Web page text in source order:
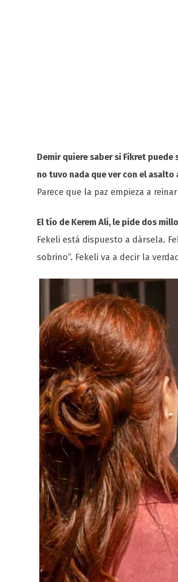
Demir quiere saber si Fikret
no tuvo nada que ver con el asalto
Parece que la paz empieza a
El tío de Kerem Ali, le pide dos
Fekeli está dispuesto a dársela.
sobrino”. Fekeli va a decir la